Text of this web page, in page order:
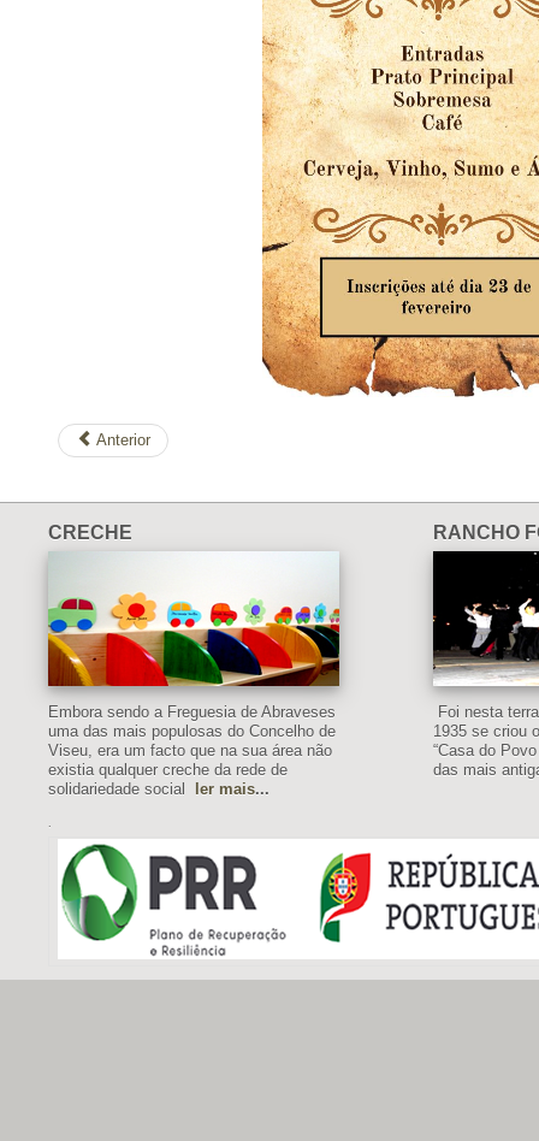
Anterior
CRECHE
Embora sendo a Freguesia de Abraveses
uma das mais populosas do Concelho de
Viseu, era um facto que na sua área não
existia qualquer creche da rede de
solidariedade social
ler mais...
.
RANCHO
Foi nesta
1935 se criou
“Casa do
das mais